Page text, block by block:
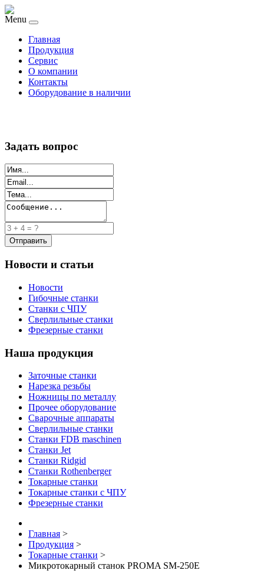
Menu
Главная
Продукция
Сервис
О компании
Контакты
Оборудование в наличии
Задать вопрос
Новости и статьи
Новости
Гибочные станки
Станки с ЧПУ
Сверлильные станки
Фрезерные станки
Наша продукция
Заточные станки
Нарезка резьбы
Ножницы по металлу
Прочее оборудование
Сварочные аппараты
Сверлильные станки
Станки FDB maschinen
Станки Jet
Станки Ridgid
Станки Rothenberger
Токарные станки
Токарные станки с ЧПУ
Фрезерные станки
Главная >
Продукция >
Токарные станки >
Микротокарный станок PROMA SM-250E